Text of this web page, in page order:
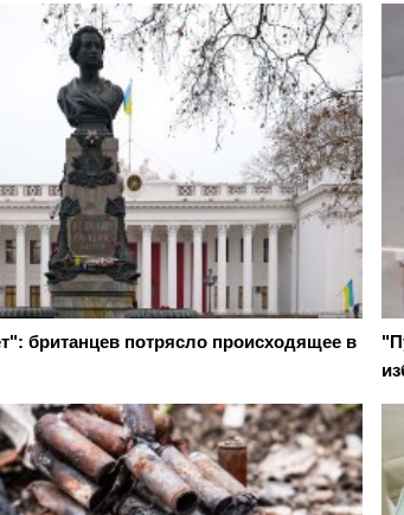
британцев потрясло происходящее в